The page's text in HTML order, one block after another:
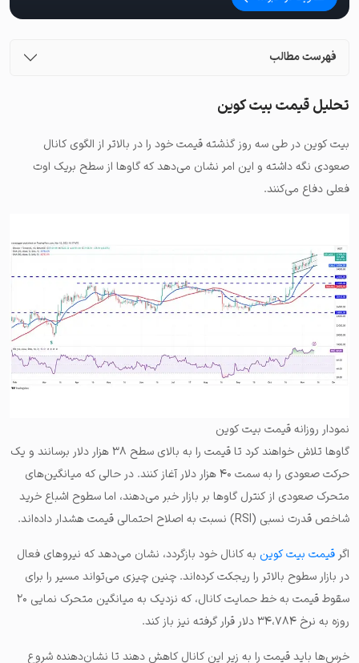
فهرست مطالب
تحلیل قیمت بیت کوین
بیت کوین در طی سه روز گذشته قیمت خود را در بالاتر از الگوی کانال
صعودی نگه داشته و این امر نشان می‌دهد که گاوها از سطح بریک اوت
فعلی دفاع می‌کنند.
نمودار روزانه قیمت بیت کوین
گاوها تلاش خواهند کرد تا قیمت را به بالای سطح ۳۸ هزار دلار برسانند و یک
حرکت صعودی را به سمت ۴۰ هزار دلار آغاز کنند. در حالی که میانگین‌های
متحرک صعودی از کنترل گاوها بر بازار خبر می‌دهند، اما سطوح اشباع خرید
شاخص قدرت نسبی (RSI) نسبت به اصلاح احتمالی قیمت هشدار داده‌اند.
اگر قیمت بیت کوین به کانال خود بازگردد، نشان می‌دهد که نیروهای فعال
در بازار سطوح بالاتر را ریجکت کرده‌اند. چنین چیزی می‌تواند مسیر را برای
سقوط قیمت به خط حمایت کانال، که نزدیک به میانگین متحرک نمایی ۲۰
روزه به نرخ ۳۴،۷۸۴ دلار قرار گرفته نیز باز کند.
خر‌س‌ها باید قیمت را به زیر این کانال کاهش دهند تا نشان‌دهنده شروع